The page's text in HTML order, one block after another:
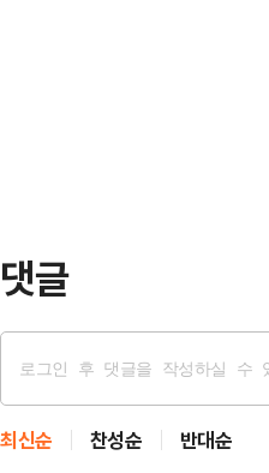
댓글
최신순 찬성순 반대순